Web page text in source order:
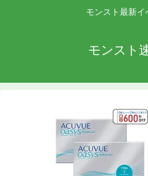
モンスト最新
モンスト